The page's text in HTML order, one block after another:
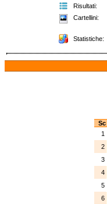
Risultati:
Cartellini:
Statistiche:
Sc
1
2
3
4
5
6